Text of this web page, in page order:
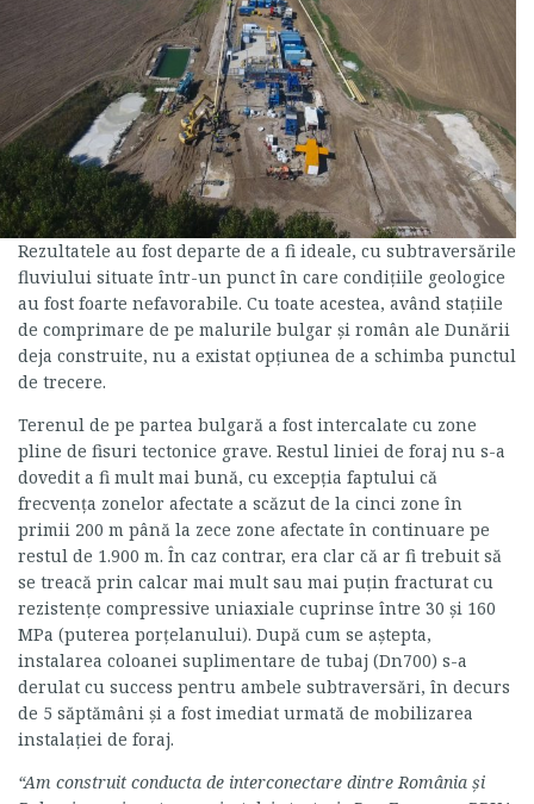
Rezultatele au fost departe de a fi ideale, cu subtraversările
fluviului situate într-un punct în care condițiile geologice
au fost foarte nefavorabile. Cu toate acestea, având stațiile
de comprimare de pe malurile bulgar și român ale Dunării
deja construite, nu a existat opțiunea de a schimba punctul
de trecere.
Terenul de pe partea bulgară a fost intercalate cu zone
pline de fisuri tectonice grave. Restul liniei de foraj nu s-a
dovedit a fi mult mai bună, cu excepția faptului că
frecvența zonelor afectate a scăzut de la cinci zone în
primii 200 m până la zece zone afectate în continuare pe
restul de 1.900 m. În caz contrar, era clar că ar fi trebuit să
se treacă prin calcar mai mult sau mai puțin fracturat cu
rezistențe compressive uniaxiale cuprinse între 30 și 160
MPa (puterea porțelanului). După cum se aștepta,
instalarea coloanei suplimentare de tubaj (Dn700) s-a
derulat cu success pentru ambele subtraversări, în decurs
de 5 săptămâni și a fost imediat urmată de mobilizarea
instalaţiei de foraj.
“Am construit conducta de interconectare dintre România şi